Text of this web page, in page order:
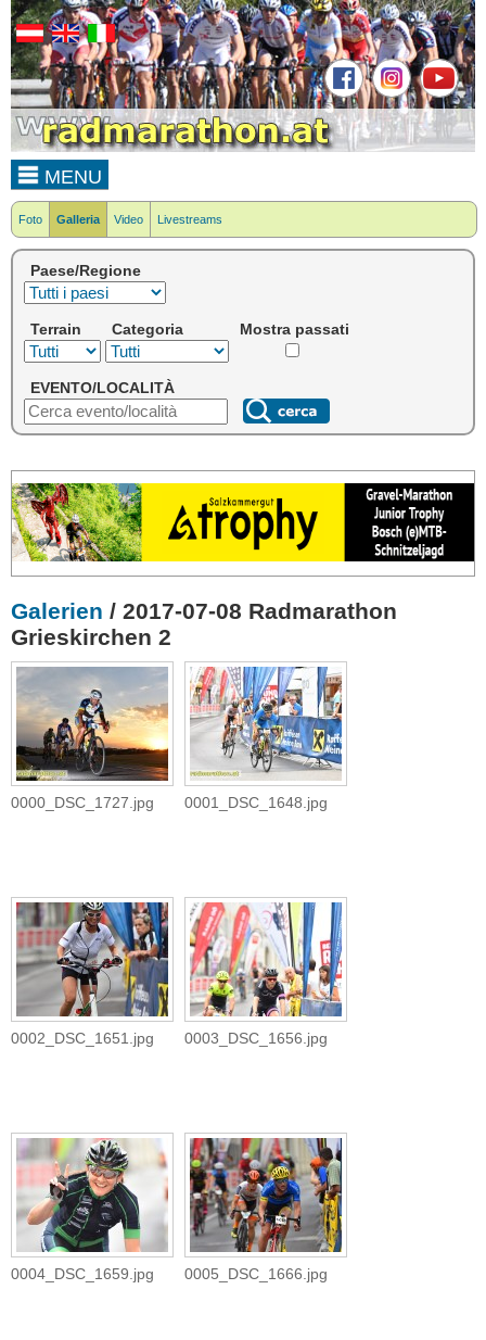
MENU
Foto Galleria Video Livestreams
Paese/Regione
Terrain Categoria Mostra passati
EVENTO/LOCALITÀ
Galerien / 2017-07-08 Radmarathon
Grieskirchen 2
0000_DSC_1727.jpg 0001_DSC_1648.jpg
0002_DSC_1651.jpg 0003_DSC_1656.jpg
0004_DSC_1659.jpg 0005_DSC_1666.jpg